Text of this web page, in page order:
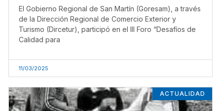
El Gobierno Regional de San Martín (Goresam), a través
de la Dirección Regional de Comercio Exterior y
Turismo (Dircetur), participó en el III Foro “Desafíos de
Calidad para
11/03/2025
ACTUALIDAD